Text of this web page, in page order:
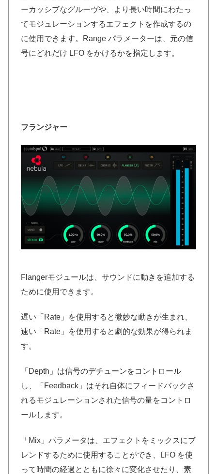
ーカッシブなグルーヴや、より長い時間にわたっ
てモジュレーションするエフェクトを作成するの
に使用できます。Range パラメーターは、元の信
号にどれだけ LFO をかけるかを指定します。
フランジャー
Flangerモジュールは、サウンドに動きを追加する
ために使用できます。
遅い「Rate」を使用すると微妙な動きが生まれ、
速い「Rate」を使用すると劇的な効果が得られま
す。
「Depth」は信号のデチューンをコントロール
し、「Feedback」はそれ自体にフィードバックさ
れるモジュレーションされた信号の量をコントロ
ールします。
「Mix」パラメータは、エフェクトをミックスにブ
レンドするために使用することができ、LFO を使
って時間の経過とともに徐々に変化させたり、素